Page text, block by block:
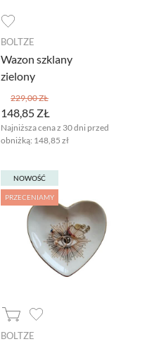
BOLTZE
Wazon szklany
zielony
148,85 ZŁ
229,00 ZŁ
Najniższa cena z 30 dni przed
obniżką: 148,85 zł
NOWOŚĆ
PRZECENIAMY
BOLTZE